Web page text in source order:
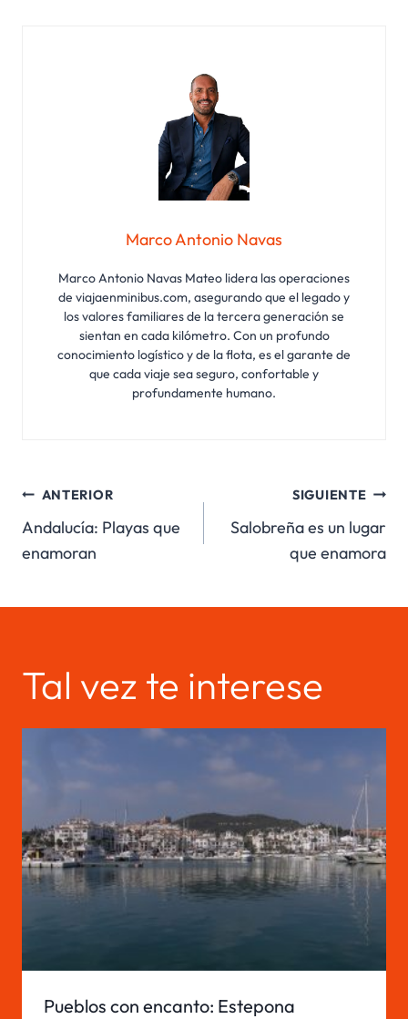
Marco Antonio Navas
Marco Antonio Navas Mateo lidera las operaciones
de viajaenminibus.com, asegurando que el legado y
los valores familiares de la tercera generación se
sientan en cada kilómetro. Con un profundo
conocimiento logístico y de la flota, es el garante de
que cada viaje sea seguro, confortable y
profundamente humano.
Navegación
de
ANTERIOR
Andalucía: Playas que
enamoran
SIGUIENTE
Salobreña es un lugar
que enamora
Tal vez te interese
Pueblos con encanto: Estepona